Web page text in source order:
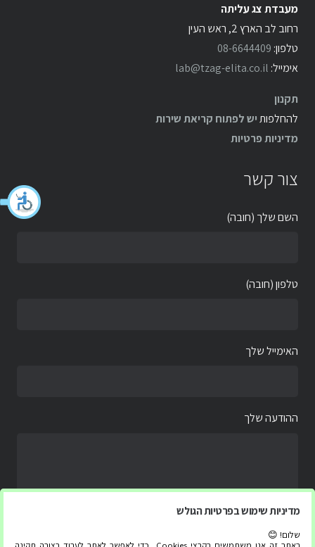
מעבדת צג עליתה
רחוב לב הארץ 2, ראש העין
טלפון: 08-6644409
אימייל: lab@tzag-elita.co.il
תקנון
להחלפותיש לפתוח קריאת שירות
מדיניות פרטיות
צור קשר
השם שלך (חובה)
טלפון (חובה)
האימייל שלך
ההודעה שלך
מדיניות שימוש בפרטיות הגולש
שלום! 😊